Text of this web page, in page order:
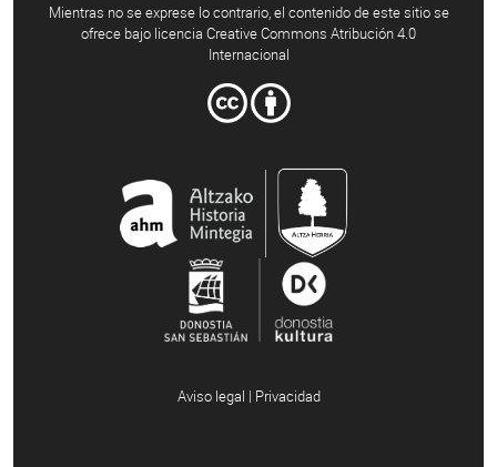
Mientras no se exprese lo contrario, el contenido de este sitio se
ofrece bajo licencia Creative Commons Atribución 4.0
Internacional
Aviso legal | Privacidad